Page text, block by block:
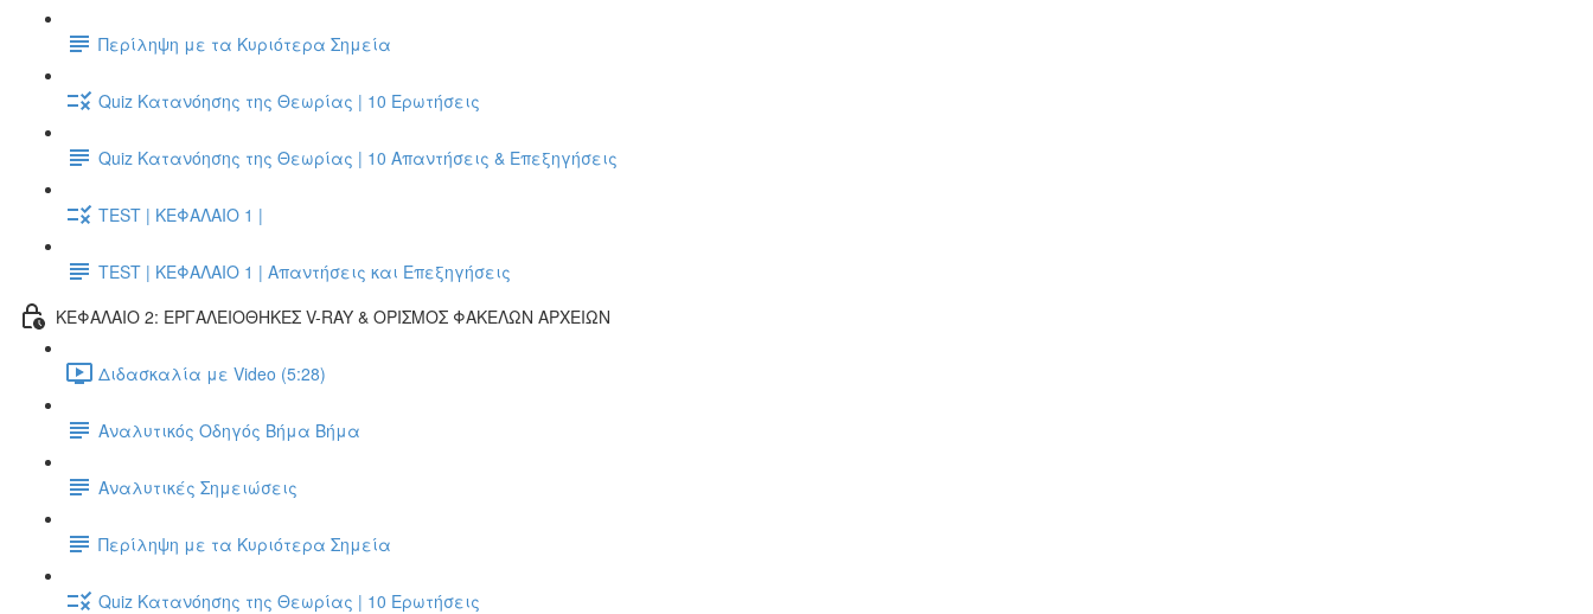
Περίληψη με τα Κυριότερα Σημεία
Quiz Κατανόησης της Θεωρίας | 10 Ερωτήσεις
Quiz Κατανόησης της Θεωρίας | 10 Απαντήσεις & Επεξηγήσεις
TEST | ΚΕΦΑΛΑΙΟ 1 |
TEST | ΚΕΦΑΛΑΙΟ 1 | Απαντήσεις και Επεξηγήσεις
ΚΕΦΑΛΑΙΟ 2: ΕΡΓΑΛΕΙΟΘΗΚΕΣ V-RAY & ΟΡΙΣΜΟΣ ΦΑΚΕΛΩΝ ΑΡΧΕΙΩΝ
Διδασκαλία με Video (5:28)
Αναλυτικός Οδηγός Βήμα Βήμα
Αναλυτικές Σημειώσεις
Περίληψη με τα Κυριότερα Σημεία
Quiz Κατανόησης της Θεωρίας | 10 Ερωτήσεις